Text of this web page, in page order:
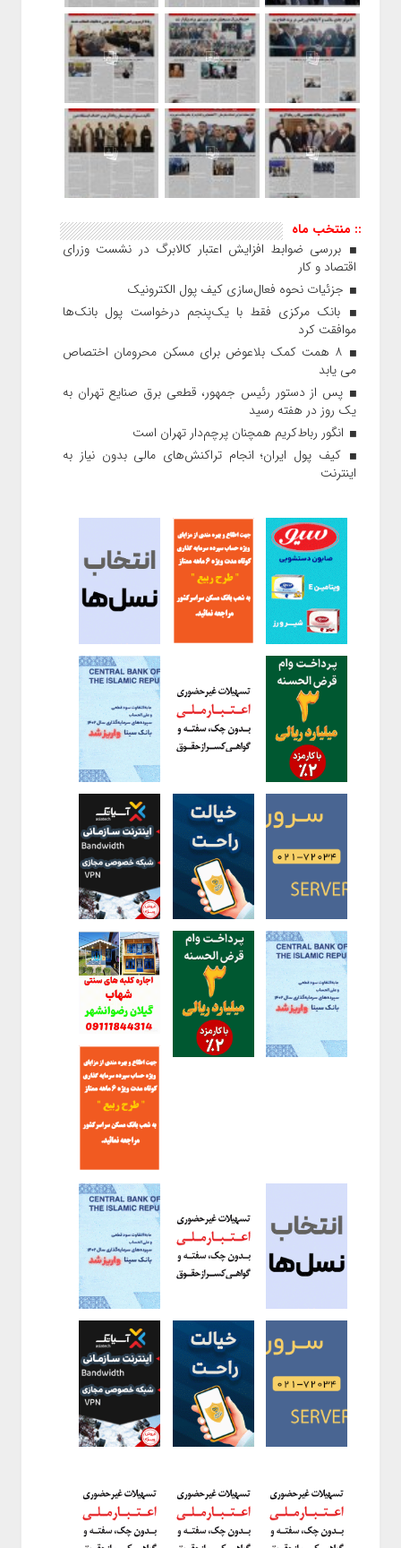
:: منتخب ماه
بررسی ضوابط افزایش اعتبار کالابرگ در نشست وزرای
اقتصاد و کار
جزئیات نحوه فعال‌سازی کیف پول الکترونیک
بانک مرکزی فقط با یک‌‎پنجم درخواست پول بانک‌ها
موافقت کرد
۸ همت کمک بلاعوض برای مسکن محرومان اختصاص
می یابد
پس از دستور رئیس‌ جمهور، قطعی برق صنایع تهران به
یک روز در هفته رسید
انگور رباط‌کریم همچنان پرچم‌دار تهران است
کیف پول ایران؛ انجام تراکنش‌های مالی بدون نیاز به
اینترنت